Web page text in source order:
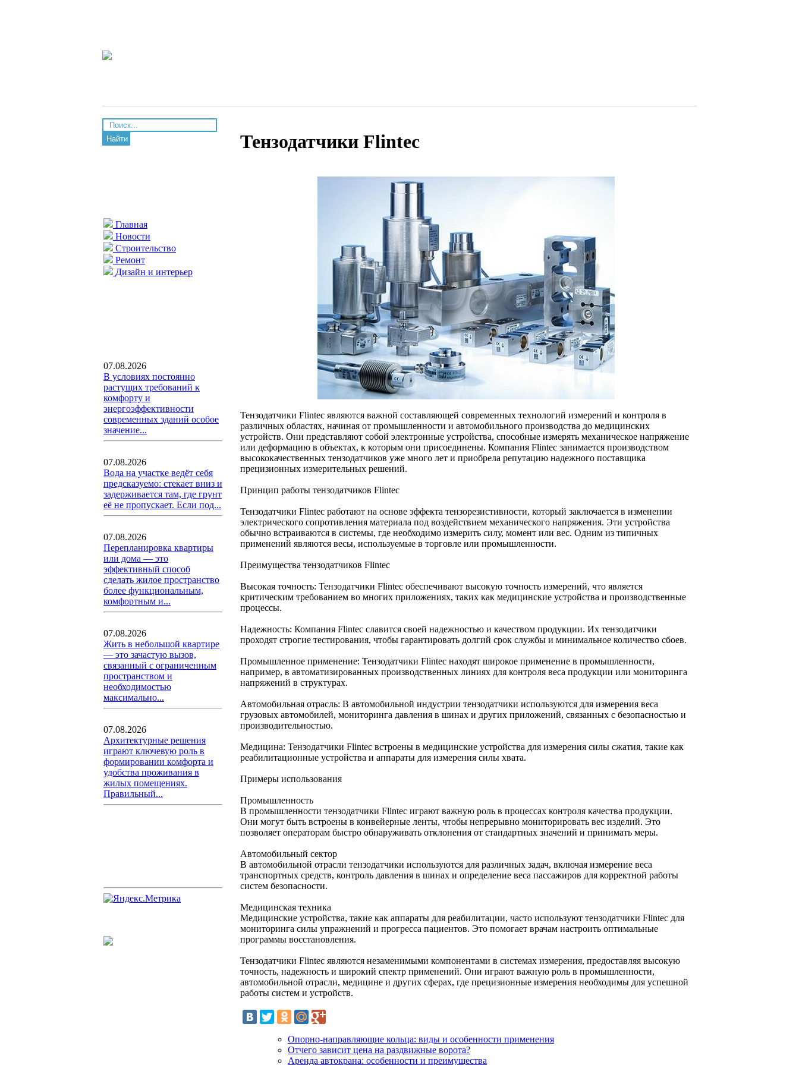
Найти
Главная
Новости
Строительство
Ремонт
Дизайн и интерьер
07.08.2026
В условиях постоянно
растущих требований к
комфорту и
энергоэффективности
современных зданий особое
значение...
07.08.2026
Вода на участке ведёт себя
предсказуемо: стекает вниз и
задерживается там, где грунт
её не пропускает. Если под...
07.08.2026
Перепланировка квартиры
или дома — это
эффективный способ
сделать жилое пространство
более функциональным,
комфортным и...
07.08.2026
Жить в небольшой квартире
— это зачастую вызов,
связанный с ограниченным
пространством и
необходимостью
максимально...
07.08.2026
Архитектурные решения
играют ключевую роль в
формировании комфорта и
удобства проживания в
жилых помещениях.
Правильный...
Тензодатчики Flintec
Тензодатчики Flintec являются важной составляющей современных технологий измерений и контроля в
различных областях, начиная от промышленности и автомобильного производства до медицинских
устройств. Они представляют собой электронные устройства, способные измерять механическое напряжение
или деформацию в объектах, к которым они присоединены. Компания Flintec занимается производством
высококачественных тензодатчиков уже много лет и приобрела репутацию надежного поставщика
прецизионных измерительных решений.
Принцип работы тензодатчиков Flintec
Тензодатчики Flintec работают на основе эффекта тензорезистивности, который заключается в изменении
электрического сопротивления материала под воздействием механического напряжения. Эти устройства
обычно встраиваются в системы, где необходимо измерить силу, момент или вес. Одним из типичных
применений являются весы, используемые в торговле или промышленности.
Преимущества тензодатчиков Flintec
Высокая точность: Тензодатчики Flintec обеспечивают высокую точность измерений, что является
критическим требованием во многих приложениях, таких как медицинские устройства и производственные
процессы.
Надежность: Компания Flintec славится своей надежностью и качеством продукции. Их тензодатчики
проходят строгие тестирования, чтобы гарантировать долгий срок службы и минимальное количество сбоев.
Промышленное применение: Тензодатчики Flintec находят широкое применение в промышленности,
например, в автоматизированных производственных линиях для контроля веса продукции или мониторинга
напряжений в структурах.
Автомобильная отрасль: В автомобильной индустрии тензодатчики используются для измерения веса
грузовых автомобилей, мониторинга давления в шинах и других приложений, связанных с безопасностью и
производительностью.
Медицина: Тензодатчики Flintec встроены в медицинские устройства для измерения силы сжатия, такие как
реабилитационные устройства и аппараты для измерения силы хвата.
Примеры использования
Промышленность
В промышленности тензодатчики Flintec играют важную роль в процессах контроля качества продукции.
Они могут быть встроены в конвейерные ленты, чтобы непрерывно мониторировать вес изделий. Это
позволяет операторам быстро обнаруживать отклонения от стандартных значений и принимать меры.
Автомобильный сектор
В автомобильной отрасли тензодатчики используются для различных задач, включая измерение веса
транспортных средств, контроль давления в шинах и определение веса пассажиров для корректной работы
систем безопасности.
Медицинская техника
Медицинские устройства, такие как аппараты для реабилитации, часто используют тензодатчики Flintec для
мониторинга силы упражнений и прогресса пациентов. Это помогает врачам настроить оптимальные
программы восстановления.
Тензодатчики Flintec являются незаменимыми компонентами в системах измерения, предоставляя высокую
точность, надежность и широкий спектр применений. Они играют важную роль в промышленности,
автомобильной отрасли, медицине и других сферах, где прецизионные измерения необходимы для успешной
работы систем и устройств.
Опорно-направляющие кольца: виды и особенности применения
Отчего зависит цена на раздвижные ворота?
Аренда автокрана: особенности и преимущества